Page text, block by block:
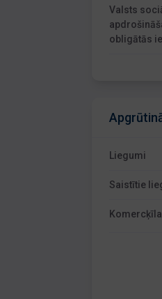
Valsts
obligātās
Liegumi
Saistītie